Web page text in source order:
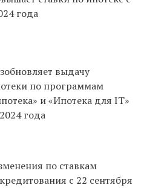
года
выдачу
по программам
и «Ипотека для IT»
года
по ставкам
с 22 сентября